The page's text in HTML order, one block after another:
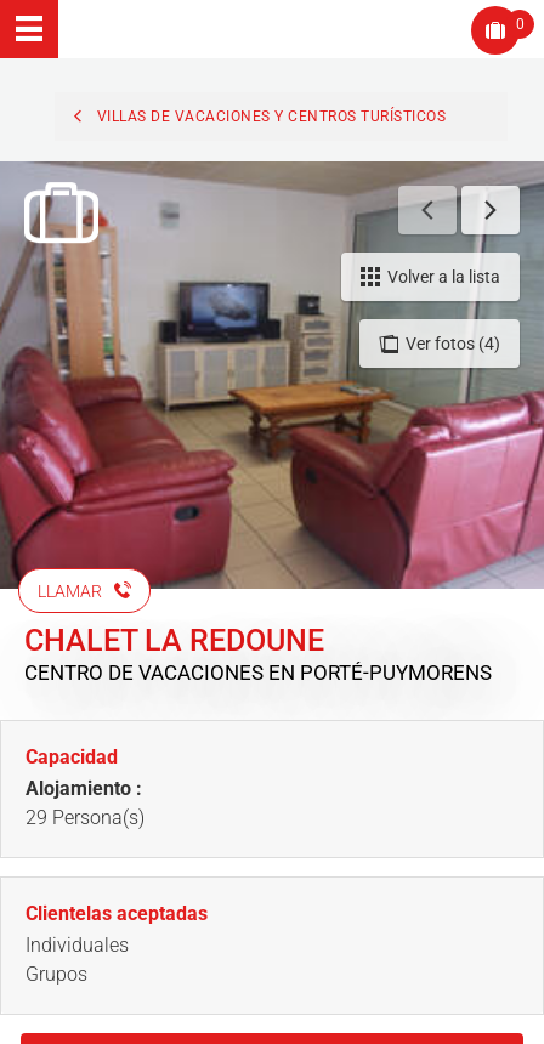
0
VILLAS DE VACACIONES Y CENTROS TURÍSTICOS
Ver fotos (4)
Volver a la lista
LLAMAR
CHALET LA REDOUNE
CENTRO DE VACACIONES EN PORTÉ-PUYMORENS
Capacidad
Alojamiento :
29 Persona(s)
Clientelas aceptadas
Individuales
Grupos